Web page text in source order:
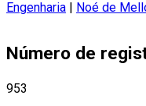
Engenharia Noé de
Número de
953